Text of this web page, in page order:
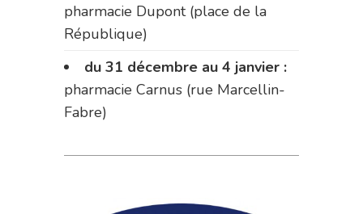
pharmacie Dupont (place de la
République)
du 31 décembre au 4 janvier :
pharmacie Carnus (rue Marcellin-
Fabre)